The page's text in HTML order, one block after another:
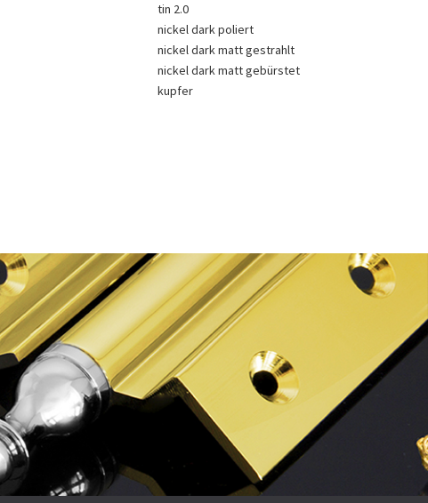
tin 2.0
nickel dark poliert
nickel dark matt gestrahlt
nickel dark matt gebürstet
kupfer